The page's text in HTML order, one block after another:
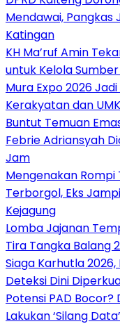
Mendawai,
Katingan
KH Ma’ruf Amin
untuk Kelola
Mura Expo 2026
Kerakyatan dan
Buntut Temuan
Febrie Adriansyah
Jam
Mengenakan Rompi
Terborgol, Eks
Kejagung
Lomba Jajanan
Tira Tangka Balang
Siaga Karhutla
Deteksi Dini
Potensi PAD Bocor?
Lakukan ‘Silang